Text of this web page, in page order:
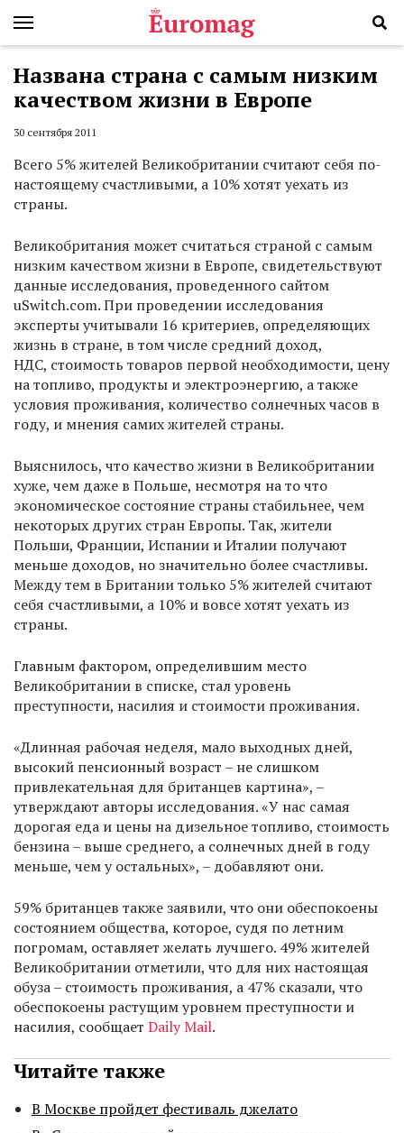
Названа страна с самым низким
качеством жизни в Европе
30 сентября 2011
Всего 5% жителей Великобритании считают себя по-
настоящему счастливыми, а 10% хотят уехать из
страны.
Великобритания может считаться страной с самым
низким качеством жизни в Европе, свидетельствуют
данные исследования, проведенного сайтом
uSwitch.com. При проведении исследования
эксперты учитывали 16 критериев, определяющих
жизнь в стране, в том числе средний доход,
НДС, стоимость товаров первой необходимости, цену
на топливо, продукты и электроэнергию, а также
условия проживания, количество солнечных часов в
году, и мнения самих жителей страны.
Выяснилось, что качество жизни в Великобритании
хуже, чем даже в Польше, несмотря на то что
экономическое состояние страны стабильнее, чем
некоторых других стран Европы. Так, жители
Польши, Франции, Испании и Италии получают
меньше доходов, но значительно более счастливы.
Между тем в Британии только 5% жителей считают
себя счастливыми, а 10% и вовсе хотят уехать из
страны.
Главным фактором, определившим место
Великобритании в списке, стал уровень
преступности, насилия и стоимости проживания.
«Длинная рабочая неделя, мало выходных дней,
высокий пенсионный возраст – не слишком
привлекательная для британцев картина», –
утверждают авторы исследования. «У нас самая
дорогая еда и цены на дизельное топливо, стоимость
бензина – выше среднего, а солнечных дней в году
меньше, чем у остальных», – добавляют они.
59% британцев также заявили, что они обеспокоены
состоянием общества, которое, судя по летним
погромам, оставляет желать лучшего. 49% жителей
Великобритании отметили, что для них настоящая
обуза – стоимость проживания, а 47% сказали, что
обеспокоены растущим уровнем преступности и
насилия, сообщает Daily Mail.
Читайте также
В Москве пройдет фестиваль джелато